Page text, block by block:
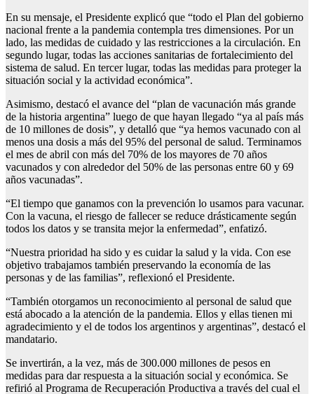
En su mensaje, el Presidente explicó que “todo el Plan del gobierno
nacional frente a la pandemia contempla tres dimensiones. Por un
lado, las medidas de cuidado y las restricciones a la circulación. En
segundo lugar, todas las acciones sanitarias de fortalecimiento del
sistema de salud. En tercer lugar, todas las medidas para proteger la
situación social y la actividad económica”.
Asimismo, destacó el avance del “plan de vacunación más grande
de la historia argentina” luego de que hayan llegado “ya al país más
de 10 millones de dosis”, y detalló que “ya hemos vacunado con al
menos una dosis a más del 95% del personal de salud. Terminamos
el mes de abril con más del 70% de los mayores de 70 años
vacunados y con alrededor del 50% de las personas entre 60 y 69
años vacunadas”.
“El tiempo que ganamos con la prevención lo usamos para vacunar.
Con la vacuna, el riesgo de fallecer se reduce drásticamente según
todos los datos y se transita mejor la enfermedad”, enfatizó.
“Nuestra prioridad ha sido y es cuidar la salud y la vida. Con ese
objetivo trabajamos también preservando la economía de las
personas y de las familias”, reflexionó el Presidente.
“También otorgamos un reconocimiento al personal de salud que
está abocado a la atención de la pandemia. Ellos y ellas tienen mi
agradecimiento y el de todos los argentinos y argentinas”, destacó el
mandatario.
Se invertirán, a la vez, más de 300.000 millones de pesos en
medidas para dar respuesta a la situación social y económica. Se
refirió al Programa de Recuperación Productiva a través del cual el